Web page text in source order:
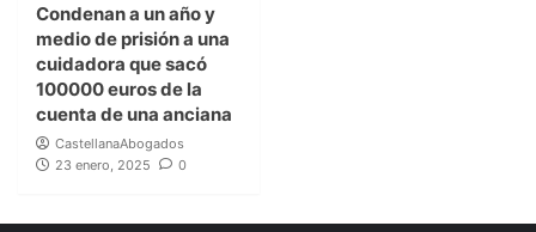
Condenan a un año y
medio de prisión a una
cuidadora que sacó
100000 euros de la
cuenta de una anciana
CastellanaAbogados
23 enero, 2025
0